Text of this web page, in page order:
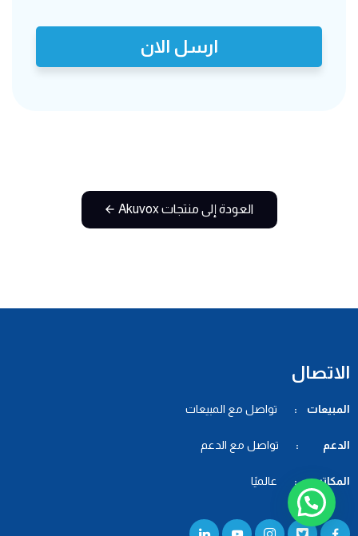
ارسل الان
العودة إلى منتجات Akuvox
الاتصال
المبيعات : تواصل مع المبيعات
الدعم : تواصل مع الدعم
المكاتب : عالميًا